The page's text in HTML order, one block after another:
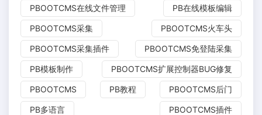
PBOOTCMS在线文件管理 PB在线模板编辑
PBOOTCMS采集 PBOOTCMS火车头
PBOOTCMS采集插件 PBOOTCMS免登陆采集
PB模板制作 PBOOTCMS扩展控制器BUG修复
PBOOTCMS PB教程 PBOOTCMS后门
PB多语言 PBOOTCMS插件